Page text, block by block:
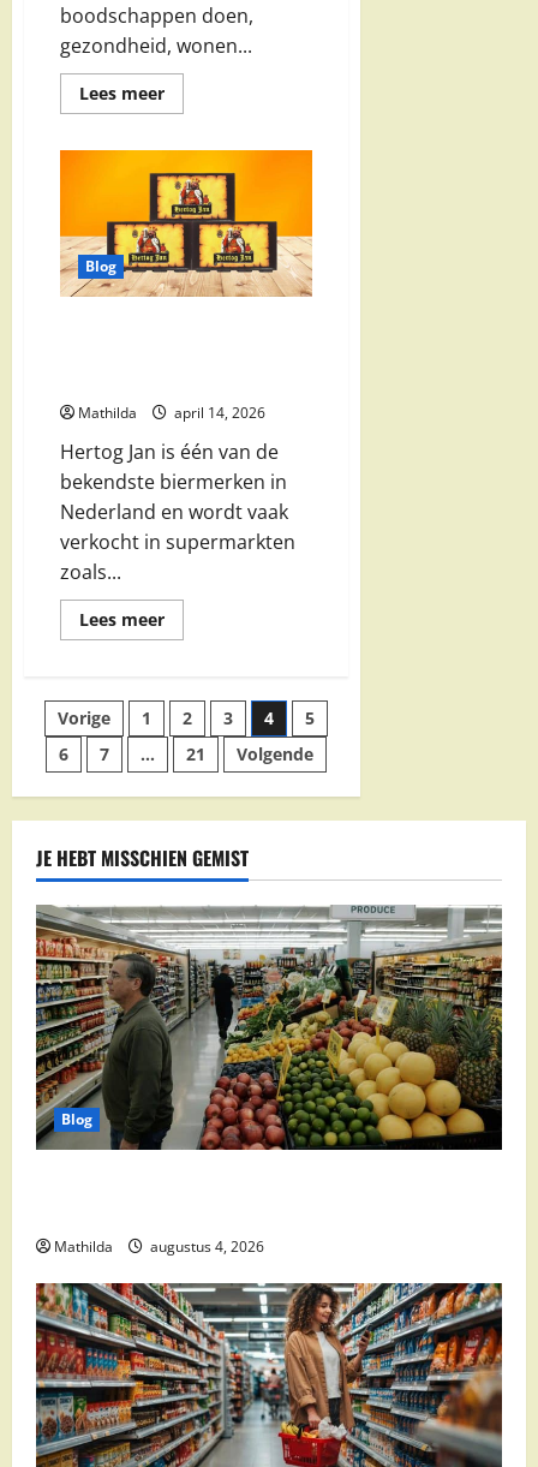
boodschappen doen,
gezondheid, wonen...
Lees meerLees
meer
gezondheid,
wonen
en
dagelijkse
inspiratie
Blog
Mathilda april 14, 2026
Hertog Jan is één van de
bekendste biermerken in
Nederland en wordt vaak
verkocht in supermarkten
zoals...
Lees meerLees
meer
aanbiedingen
bij
Nettorama:
prijzen
&
overzicht
Berichten
paginering
Vorige 1 2 3 4
5
6
7 … 21 Volgende
JE HEBT MISSCHIEN GEMIST
Blog
Mathilda augustus 4, 2026